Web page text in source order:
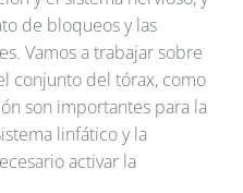
de bloqueos y las
Vamos a trabajar sobre
conjunto del tórax, como
son importantes para la
linfático y la
activar la